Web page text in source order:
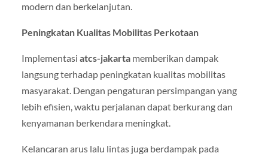
modern dan berkelanjutan.
Peningkatan Kualitas Mobilitas Perkotaan
Implementasi atcs-jakartamemberikan dampak
langsung terhadap peningkatan kualitas mobilitas
masyarakat. Dengan pengaturan persimpangan yang
lebih efisien, waktu perjalanan dapat berkurang dan
kenyamanan berkendara meningkat.
Kelancaran arus lalu lintas juga berdampak pada